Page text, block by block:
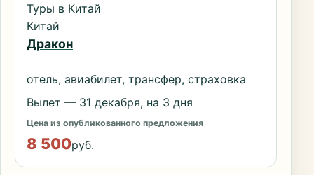
Туры в Китай
Китай
Дракон
отель, авиабилет, трансфер, страховка
Вылет — 31 декабря, на 3 дня
Цена из опубликованного предложения
8 500руб.